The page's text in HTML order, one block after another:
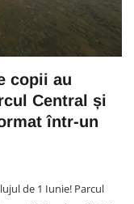
copii au
Central și
într-un
de 1 Iunie! Parcul